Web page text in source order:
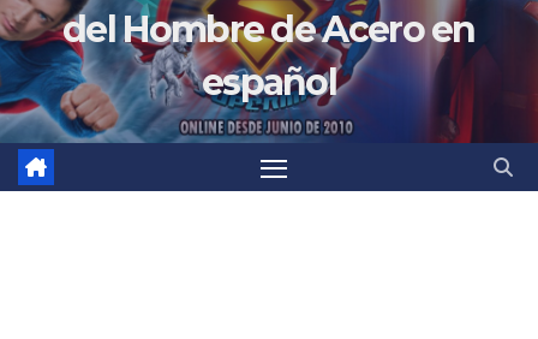
del Hombre de Acero en
español